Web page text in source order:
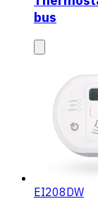
bus
EI208DW